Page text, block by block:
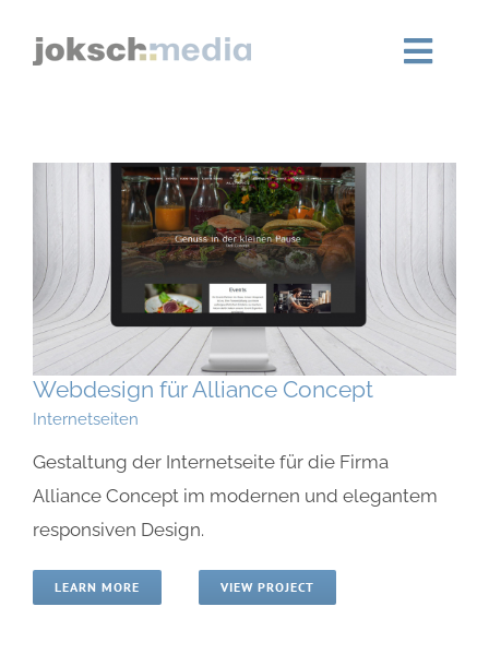
Inhalt
Blog
Kontakt
Webdesign für Alliance Concept
Internetseiten
Gestaltung der Internetseite für die Firma
Alliance Concept im modernen und elegantem
responsiven Design.
LEARN MORE VIEW PROJECT